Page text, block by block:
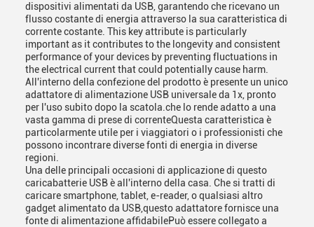
dispositivi alimentati da USB, garantendo che ricevano un
flusso costante di energia attraverso la sua caratteristica di
corrente costante. This key attribute is particularly
important as it contributes to the longevity and consistent
performance of your devices by preventing fluctuations in
the electrical current that could potentially cause harm.
All'interno della confezione del prodotto è presente un unico
adattatore di alimentazione USB universale da 1x, pronto
per l'uso subito dopo la scatola.che lo rende adatto a una
vasta gamma di prese di correnteQuesta caratteristica è
particolarmente utile per i viaggiatori o i professionisti che
possono incontrare diverse fonti di energia in diverse
regioni.
Una delle principali occasioni di applicazione di questo
caricabatterie USB è all'interno della casa. Che si tratti di
caricare smartphone, tablet, e-reader, o qualsiasi altro
gadget alimentato da USB,questo adattatore fornisce una
fonte di alimentazione affidabilePuò essere collegato a